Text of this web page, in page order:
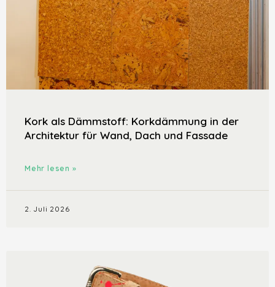
Kork als Dämmstoff: Korkdämmung in der
Architektur für Wand, Dach und Fassade
Mehr lesen »
2. Juli 2026